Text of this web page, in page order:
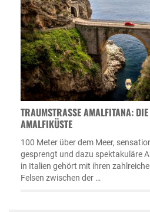
TRAUMSTRASSE AMALFITANA: DIE
MALFIKÜSTE
100 Meter über dem Meer,
gesprengt und dazu spektakuläre
in Italien gehört mit ihren
Felsen zwischen der …